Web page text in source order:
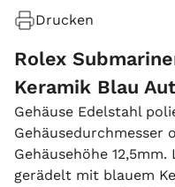
Drucken
Rolex
Keramik Blau
Gehäuse Edelstahl
Gehäusedurchmesser
Gehäusehöhe
gerädelt mit blauem